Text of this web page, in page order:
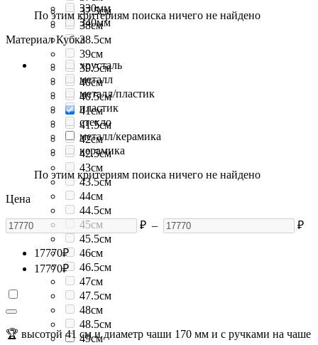
37.5см
38см
38.5см
39см
39.5см
40см
40.5см
41см
41.5см
42см
42.5см
43см
43.5см
44см
44.5см
45см
45.5см
46см
46.5см
47см
47.5см
48см
48.5см
49см
330мм
340мм
По этим критериям поиска ничего не найдено
Материал Кубка
хрусталь
металл
металл/пластик
пластик
стекло
металл/керамика
керамика
По этим критериям поиска ничего не найдено
Цена
₽ – ₽
17770₽
17770₽
🏆 высотой 41 см и диаметр чаши 170 мм и с ручками на чаше